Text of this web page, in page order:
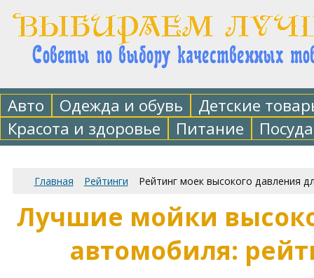
Авто Одежда и обувь
Детские
Красота и здоровье
Питание Посуда
Главная Рейтинги Рейтинг моек высокого давления
Лучшие мойки
автомобиля: